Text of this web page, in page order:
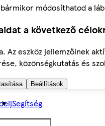
módosíthatod a
a következő
Az eszköz jellemzőinek
közönségkutatás és
Beállítások
Segítség